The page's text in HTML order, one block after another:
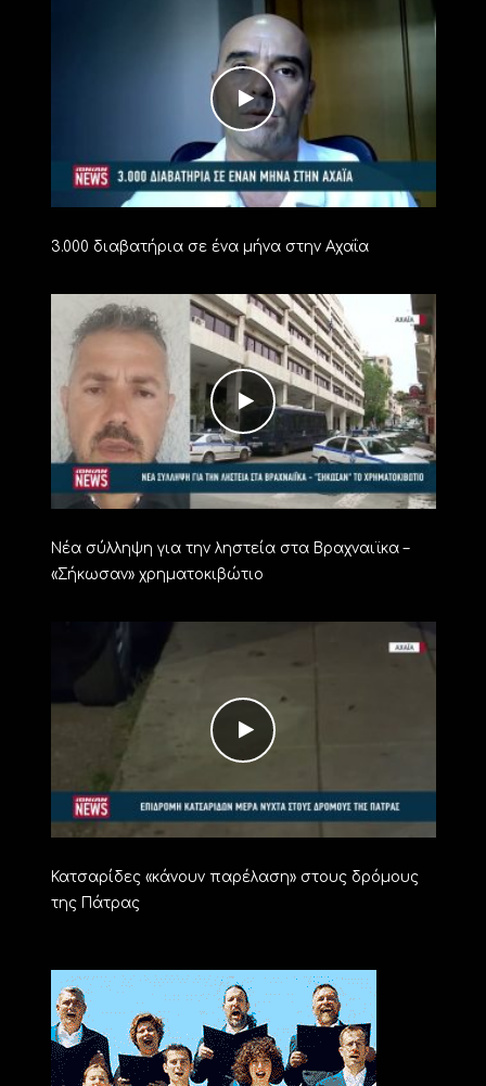
3.000 διαβατήρια σε ένα μήνα στην Αχαΐα
Νέα σύλληψη για την ληστεία στα Βραχναιϊκα –
«Σήκωσαν» χρηματοκιβώτιο
Κατσαρίδες «κάνουν παρέλαση» στους δρόμους
της Πάτρας